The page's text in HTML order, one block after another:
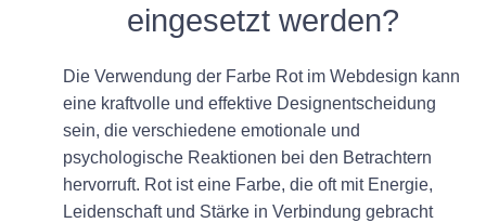
eingesetzt werden?
Die Verwendung der Farbe Rot im Webdesign kann
eine kraftvolle und effektive Designentscheidung
sein, die verschiedene emotionale und
psychologische Reaktionen bei den Betrachtern
hervorruft. Rot ist eine Farbe, die oft mit Energie,
Leidenschaft und Stärke in Verbindung gebracht